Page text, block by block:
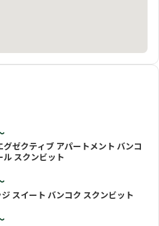
グゼクティブ アパートメント バンコ
ル スクンビット
スイート バンコク スクンビット